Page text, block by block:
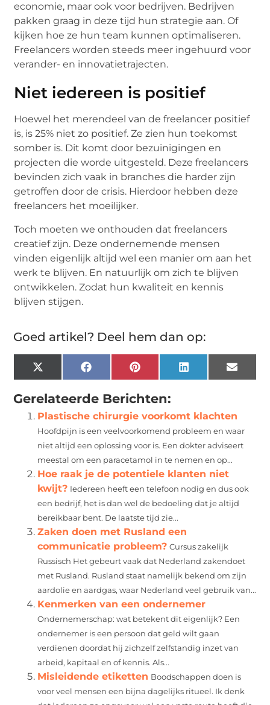
economie, maar ook voor bedrijven. Bedrijven
pakken graag in deze tijd hun strategie aan. Of
kijken hoe ze hun team kunnen optimaliseren.
Freelancers worden steeds meer ingehuurd voor
verander- en innovatietrajecten.
Niet iedereen is positief
Hoewel het merendeel van de freelancer positief
is, is 25% niet zo positief. Ze zien hun toekomst
somber is. Dit komt door bezuinigingen en
projecten die worde uitgesteld. Deze freelancers
bevinden zich vaak in branches die harder zijn
getroffen door de crisis. Hierdoor hebben deze
freelancers het moeilijker.
Toch moeten we onthouden dat freelancers
creatief zijn. Deze ondernemende mensen
vinden eigenlijk altijd wel een manier om aan het
werk te blijven. En natuurlijk om zich te blijven
ontwikkelen. Zodat hun kwaliteit en kennis
blijven stijgen.
Goed artikel? Deel hem dan op:
X
(Twitter)
FacebookPinterest LinkedIn Email
Gerelateerde Berichten:
Plastische chirurgie voorkomt klachten
Hoofdpijn is een veelvoorkomend probleem en waar
niet altijd een oplossing voor is. Een dokter adviseert
meestal om een paracetamol in te nemen en op...
Hoe raak je de potentiele klanten niet
kwijt? Iedereen heeft een telefoon nodig en dus ook
een bedrijf, het is dan wel de bedoeling dat je altijd
bereikbaar bent. De laatste tijd zie...
Zaken doen met Rusland een
communicatie probleem? Cursus zakelijk
Russisch Het gebeurt vaak dat Nederland zakendoet
met Rusland. Rusland staat namelijk bekend om zijn
aardolie en aardgas, waar Nederland veel gebruik van...
Kenmerken van een ondernemer
Ondernemerschap: wat betekent dit eigenlijk? Een
ondernemer is een persoon dat geld wilt gaan
verdienen doordat hij zichzelf zelfstandig inzet van
arbeid, kapitaal en of kennis. Als...
Misleidende etiketten Boodschappen doen is
voor veel mensen een bijna dagelijks ritueel. Ik denk